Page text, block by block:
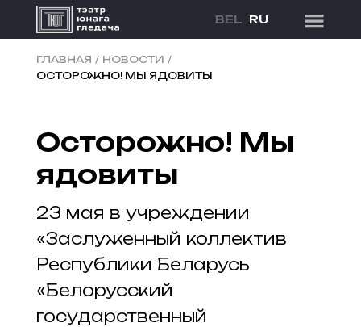
BEL RU
ГЛАВНАЯ / НОВОСТИ /
ОСТОРОЖНО! МЫ ЯДОВИТЫ
Осторожно! Мы
ядовиты
23 мая в учреждении
«Заслуженный коллектив
Республики Беларусь
«Белорусский
государственный